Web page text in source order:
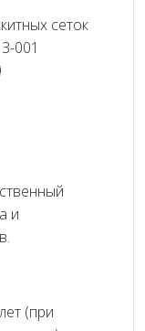
сеток
001
и
(при